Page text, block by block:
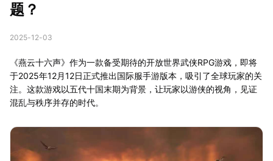
题？
2025-12-03
《燕云十六声》作为一款备受期待的开放世界武侠RPG游戏，即将
于2025年12月12日正式推出国际服手游版本，吸引了全球玩家的关
注。这款游戏以五代十国末期为背景，让玩家以游侠的视角，见证
混乱与秩序并存的时代。